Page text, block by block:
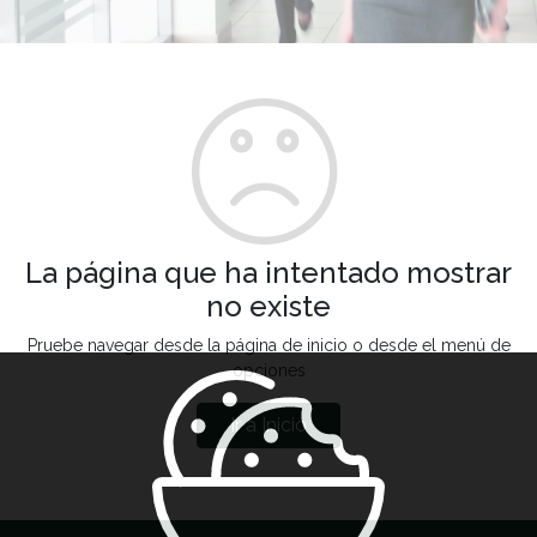
La página que ha intentado mostrar
no existe
Pruebe navegar desde la página de inicio o desde el menú de
opciones
Ir a Inicio